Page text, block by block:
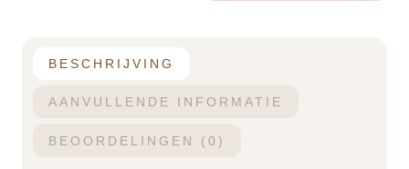
BESCHRIJVING
AANVULLENDE INFORMATIE
BEOORDELINGEN (0)